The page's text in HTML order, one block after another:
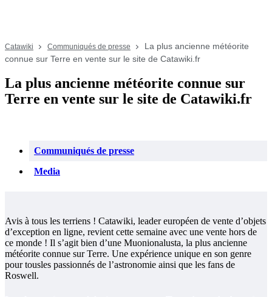
Catawiki Communiqués de presse
La plus ancienne météorite
connue sur Terre en vente sur le site de Catawiki.fr
La plus ancienne météorite connue sur
Terre en vente sur le site de Catawiki.fr
Communiqués de presse
Media
Avis à tous les terriens ! Catawiki, leader européen de vente d’objets
d’exception en ligne, revient cette semaine avec une vente hors de
ce monde ! Il s’agit bien d’une Muonionalusta, la plus ancienne
météorite connue sur Terre. Une expérience unique en son genre
pour tousles passionnés de l’astronomie ainsi que les fans de
Roswell.